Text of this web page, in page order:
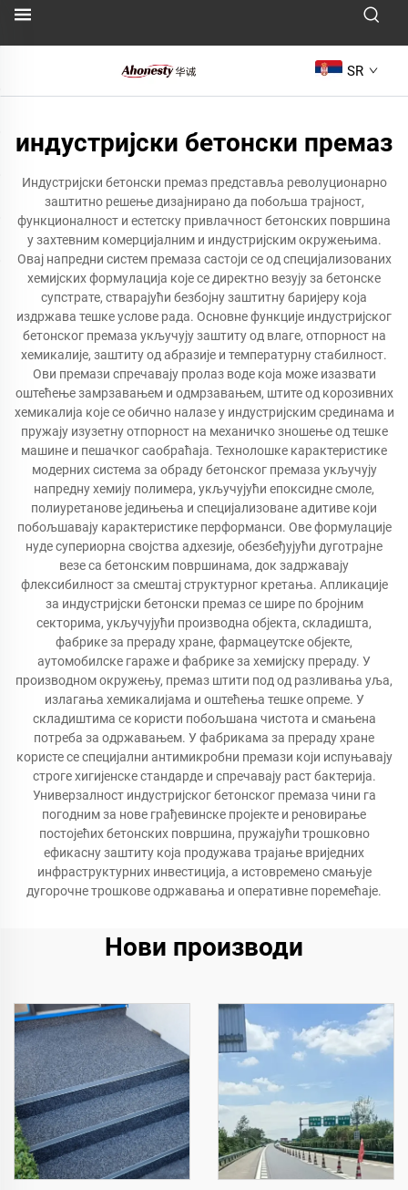
SR
индустријски бетонски премаз
Индустријски бетонски премаз представља револуционарно
заштитно решење дизајнирано да побољша трајност,
функционалност и естетску привлачност бетонских површина
у захтевним комерцијалним и индустријским окружењима.
Овај напредни систем премаза састоји се од специјализованих
хемијских формулација које се директно везују за бетонске
супстрате, стварајући безбојну заштитну баријеру која
издржава тешке услове рада. Основне функције индустријског
бетонског премаза укључују заштиту од влаге, отпорност на
хемикалије, заштиту од абразије и температурну стабилност.
Ови премази спречавају пролаз воде која може изазвати
оштећење замрзавањем и одмрзавањем, штите од корозивних
хемикалија које се обично налазе у индустријским срединама и
пружају изузетну отпорност на механичко зношење од тешке
машине и пешачког саобраћаја. Технолошке карактеристике
модерних система за обраду бетонског премаза укључују
напредну хемију полимера, укључујући епоксидне смоле,
полиуретанове једињења и специјализоване адитиве који
побољшавају карактеристике перформанси. Ове формулације
нуде супериорна својства адхезије, обезбеђујући дуготрајне
везе са бетонским површинама, док задржавају
флексибилност за смештај структурног кретања. Апликације
за индустријски бетонски премаз се шире по бројним
секторима, укључујући производна објекта, складишта,
фабрике за прераду хране, фармацеутске објекте,
аутомобилске гараже и фабрике за хемијску прераду. У
производном окружењу, премаз штити под од разливања уља,
излагања хемикалијама и оштећења тешке опреме. У
складиштима се користи побољшана чистота и смањена
потреба за одржавањем. У фабрикама за прераду хране
користе се специјални антимикробни премази који испуњавају
строге хигијенске стандарде и спречавају раст бактерија.
Универзалност индустријског бетонског премаза чини га
погодним за нове грађевинске пројекте и реновирање
постојећих бетонских површина, пружајући трошковно
ефикасну заштиту која продужава трајање вриједних
инфраструктурних инвестиција, а истовремено смањује
дугорочне трошкове одржавања и оперативне поремећаје.
Нови производи